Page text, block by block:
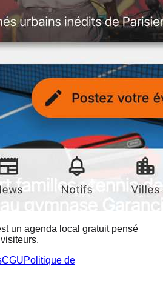
un agenda local gratuit pensé
CGUPolitique de